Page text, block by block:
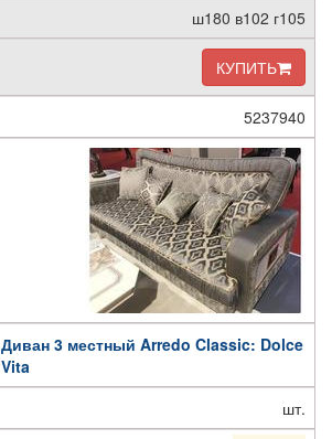
ш180 в102 г105
КУПИТЬ
5237940
Диван 3 местный Arredo Classic: Dolce
Vita
шт.